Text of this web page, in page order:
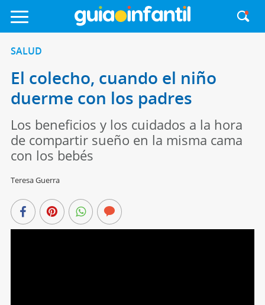
SALUD
El colecho, cuando el niño
duerme con los padres
Los beneficios y los cuidados a la hora
de compartir sueño en la misma cama
con los bebés
Teresa Guerra